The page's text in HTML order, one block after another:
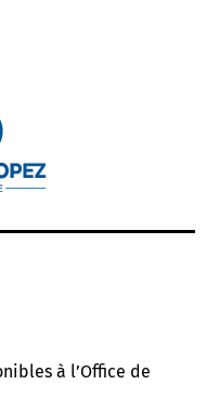
à l’Office de